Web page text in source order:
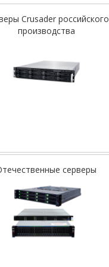
Crusader российского
производства
серверы